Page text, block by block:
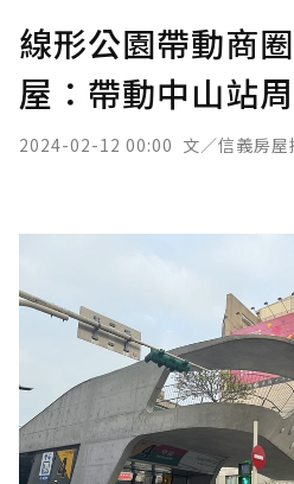
線形公園帶動商
屋：帶動中山站
2024-02-12 00:00 文／信義房屋